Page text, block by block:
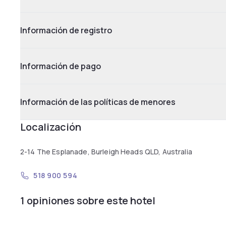
Información de registro
Información de pago
Información de las políticas de menores
Localización
2-14 The Esplanade, Burleigh Heads QLD, Australia
518 900 594
1 opiniones sobre este hotel